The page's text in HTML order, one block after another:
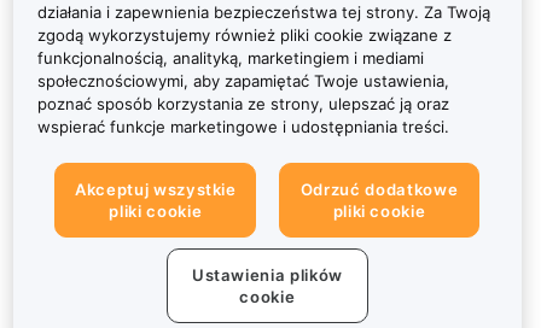
działania i zapewnienia bezpieczeństwa tej strony. Za Twoją
zgodą wykorzystujemy również pliki cookie związane z
funkcjonalnością, analityką, marketingiem i mediami
społecznościowymi, aby zapamiętać Twoje ustawienia,
poznać sposób korzystania ze strony, ulepszać ją oraz
wspierać funkcje marketingowe i udostępniania treści.
Akceptuj wszystkie
pliki cookie
Odrzuć dodatkowe
pliki cookie
Ustawienia plików
cookie